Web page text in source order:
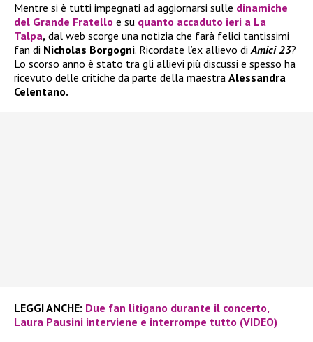
Mentre si è tutti impegnati ad aggiornarsi sulle dinamiche
del Grande Fratello e su quanto accaduto ieri a La
Talpa, dal web scorge una notizia che farà felici tantissimi
fan di Nicholas Borgogni. Ricordate l’ex allievo diAmici 23?
Lo scorso anno è stato tra gli allievi più discussi e spesso ha
ricevuto delle critiche da parte della maestra Alessandra
Celentano.
LEGGI ANCHE: Due fan litigano durante il concerto,
Laura Pausini interviene e interrompe tutto (VIDEO)